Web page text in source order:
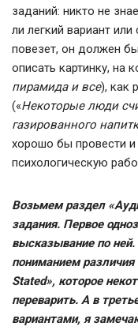
заданий: никто не
ли легкий вариант
повезет, он должен
описать картинку, на
пирамида и все), как
(«Некоторые люди
газированного
хорошо бы провести и
психологическую
Возьмем раздел
задания. Первое
высказывание по
пониманием
Stated», которое
переварить. А в
вариантами, я